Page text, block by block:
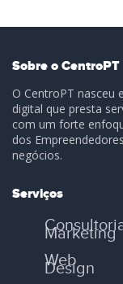
Sobre o CentroPT
O CentroPT nasceu
digital que presta
com um forte
dos
negócios.
Serviços
Marketing
Web
Design